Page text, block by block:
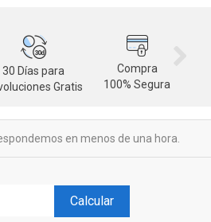
30 Días para
Gratis
Compra
100% Segura
en menos de una hora.
Calcular